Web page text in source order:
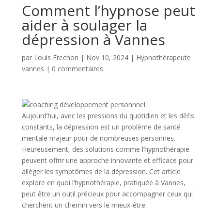
Comment l’hypnose peut
aider à soulager la
dépression à Vannes
par Louis Frechon | Nov 10, 2024| Hypnothérapeute
vannes | 0 commentaires
Aujourd’hui, avec les pressions du quotidien et les défis
constants, la dépression est un problème de santé
mentale majeur pour de nombreuses personnes.
Heureusement, des solutions comme l’hypnothérapie
peuvent offrir une approche innovante et efficace pour
alléger les symptômes de la dépression. Cet article
explore en quoi l’hypnothérapie, pratiquée à Vannes,
peut être un outil précieux pour accompagner ceux qui
cherchent un chemin vers le mieux-être.